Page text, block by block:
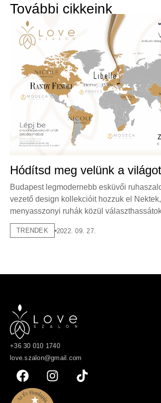
További cikkeink
Hódítsd meg velünk a
Budapest legmodernebb esküvői
vezető design kollekcióit hozzuk el
menyasszonyi ruhák közül
TRENDEK 2022. 09. 27.
+36 30 010 1740
love.szalon@gmail.com